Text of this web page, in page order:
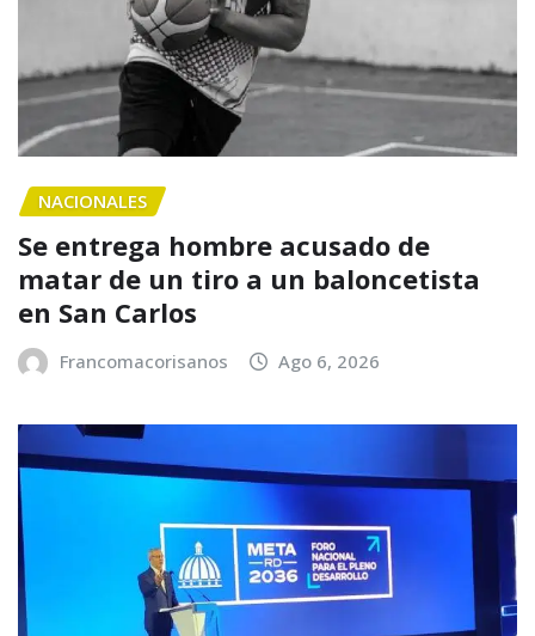
NACIONALES
Se entrega hombre acusado de
matar de un tiro a un baloncetista
en San Carlos
Francomacorisanos Ago 6, 2026